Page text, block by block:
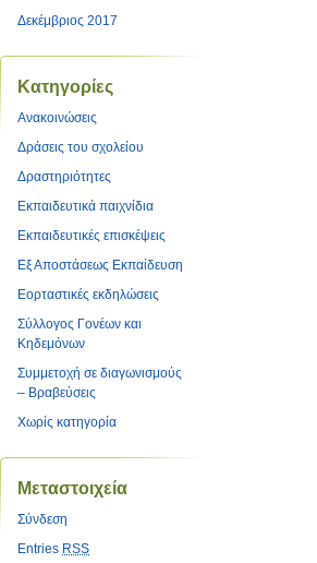
Δεκέμβριος 2017
Kατηγορίες
Ανακοινώσεις
Δράσεις του σχολείου
Δραστηριότητες
Εκπαιδευτικά παιχνίδια
Εκπαιδευτικές επισκέψεις
Εξ Αποστάσεως Εκπαίδευση
Εορταστικές εκδηλώσεις
Σύλλογος Γονέων και
Κηδεμόνων
Συμμετοχή σε διαγωνισμούς
– Βραβεύσεις
Χωρίς κατηγορία
Μεταστοιχεία
Σύνδεση
Entries RSS